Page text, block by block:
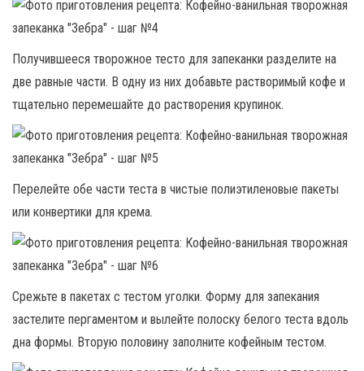
Получившееся творожное тесто для запеканки разделите на
две равные части. В одну из них добавьте растворимый кофе и
тщательно перемешайте до растворения крупинок.
Перелейте обе части теста в чистые полиэтиленовые пакеты
или конвертики для крема.
Срежьте в пакетах с тестом уголки. Форму для запекания
застелите пергаментом и вылейте полоску белого теста вдоль
дна формы. Вторую половину заполните кофейным тестом.